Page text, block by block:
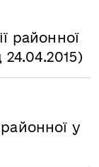
районної
24.04.2015)
у